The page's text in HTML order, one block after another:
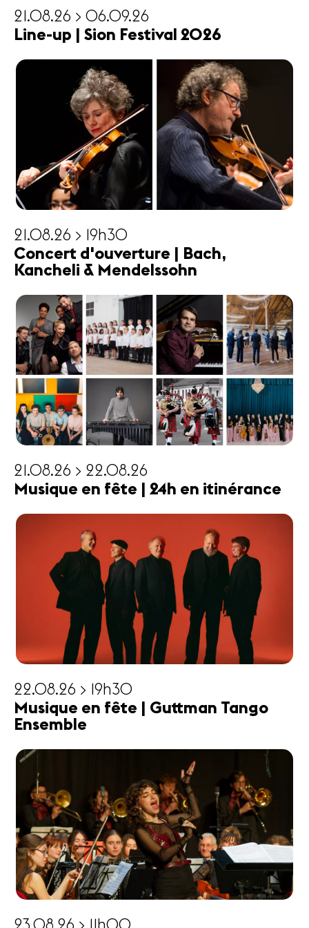
21.08.26 > 06.09.26
Line-up | Sion Festival 2026
21.08.26 > 19h30
Concert d'ouverture | Bach,
Kancheli & Mendelssohn
21.08.26 > 22.08.26
Musique en fête | 24h en itinérance
22.08.26 > 19h30
Musique en fête | Guttman Tango
Ensemble